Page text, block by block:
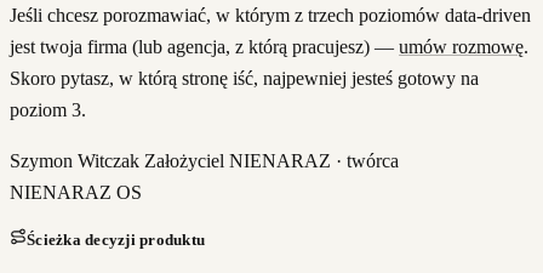
Jeśli chcesz porozmawiać, w którym z trzech poziomów data-driven
jest twoja firma (lub agencja, z którą pracujesz) — umów rozmowę.
Skoro pytasz, w którą stronę iść, najpewniej jesteś gotowy na
poziom 3.
Szymon Witczak Założyciel NIENARAZ · twórca
NIENARAZ OS
Ścieżka decyzji produktu